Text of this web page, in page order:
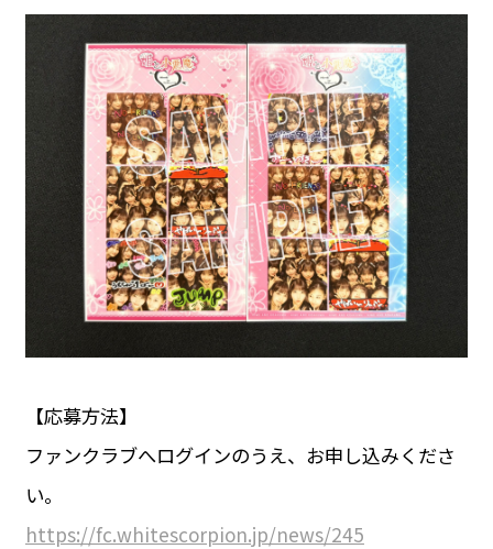
【応募方法】
ファンクラブへログインのうえ、お申し込みくださ
い。
https://fc.whitescorpion.jp/news/245